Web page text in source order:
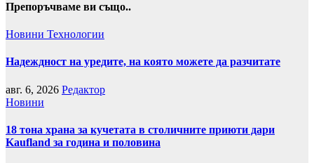
Препоръчваме ви също..
Новини Технологии
Надеждност на уредите, на която можете да разчитате
авг. 6, 2026 Редактор
Новини
18 тона храна за кучетата в столичните приюти дари
Kaufland за година и половина